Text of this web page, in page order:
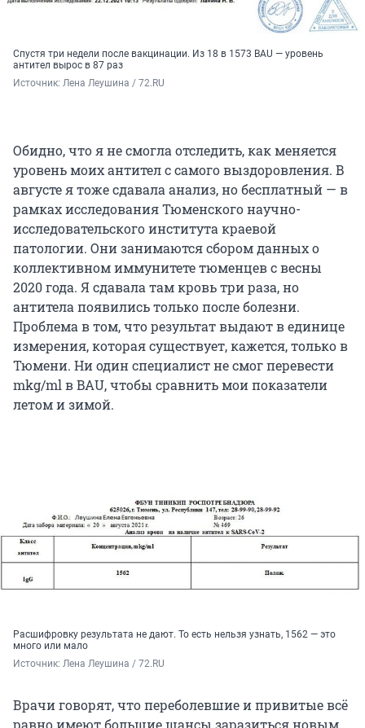
Спустя три недели после вакцинации. Из 18 в 1573 BAU — уровень
антител вырос в 87 раз
Источник: Лена Леушина / 72.RU
Обидно, что я не смогла отследить, как меняется
уровень моих антител с самого выздоровления. В
августе я тоже сдавала анализ, но бесплатный — в
рамках исследования Тюменского научно-
исследовательского института краевой
патологии. Они занимаются сбором данных о
коллективном иммунитете тюменцев с весны
2020 года. Я сдавала там кровь три раза, но
антитела появились только после болезни.
Проблема в том, что результат выдают в единице
измерения, которая существует, кажется, только в
Тюмени. Ни один специалист не смог перевести
mkg/ml в BAU, чтобы сравнить мои показатели
летом и зимой.
Расшифровку результата не дают. То есть нельзя узнать, 1562 — это
много или мало
Источник: Лена Леушина / 72.RU
Врачи говорят, что переболевшие и привитые всё
равно имеют большие шансы заразиться новым